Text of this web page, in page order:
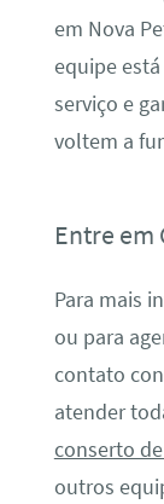
em Nova
equipe
serviço e
voltem a
Entre em
Para mais
ou para
contato
atender
conserto
outros